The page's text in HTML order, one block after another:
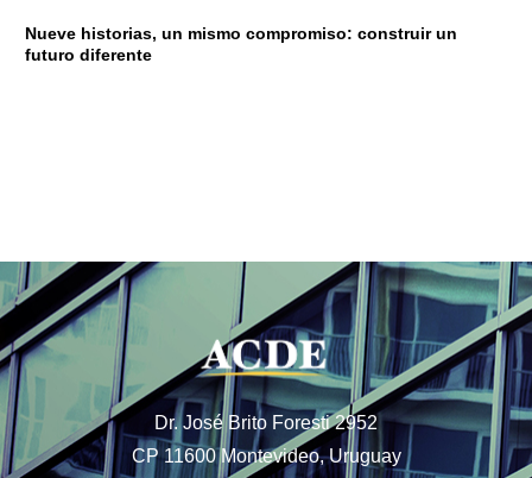
Nueve historias, un mismo compromiso: construir un
futuro diferente
Dr. José Brito Foresti 2952
CP 11600 Montevideo, Uruguay